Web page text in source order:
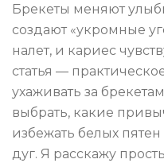
Брекеты меняют
создают «укромные
налет, и кариес
статья —
ухаживать за
выбрать, какие
избежать белых
дуг. Я расскажу